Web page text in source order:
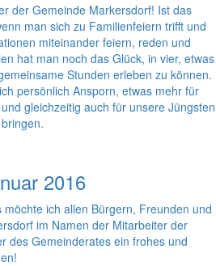
der Gemeinde Markersdorf! Ist das
man sich zu Familienfeiern trifft und
miteinander feiern, reden und
hat man noch das Glück, in vier, etwas
Stunden erleben zu können.
persönlich Ansporn, etwas mehr für
gleichzeitig auch für unsere Jüngsten
2016
ich allen Bürgern, Freunden und
im Namen der Mitarbeiter der
des Gemeinderates ein frohes und